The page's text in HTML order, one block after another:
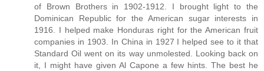
of Brown Brothers in 1902-1912. I brought light to the
Dominican Republic for the American sugar interests in
1916. I helped make Honduras right for the American fruit
companies in 1903. In China in 1927 I helped see to it that
Standard Oil went on its way unmolested. Looking back on
it, I might have given Al Capone a few hints. The best he